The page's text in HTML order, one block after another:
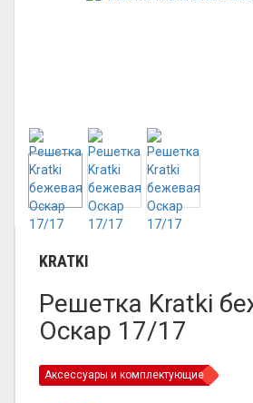
KRATKI
Решетка Kratki
Оскар 17/17
Аксессуары и комплектующие